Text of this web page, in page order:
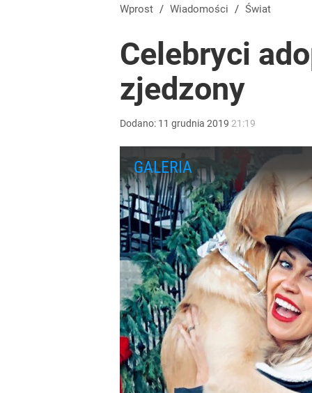
Temu, Shein i AliExpress już nie takie atrakcyjne.
Minister Nawrockiego przypomniał swoją
Pomysł PiS skonfrontowany z rzeczywistością.
Wprost / Wiadomości / Świat
Celebryci
zjedzony
Dodano: 11 grudnia 2019 21:19